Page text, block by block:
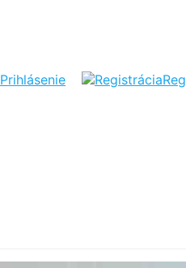
Prihlásenie